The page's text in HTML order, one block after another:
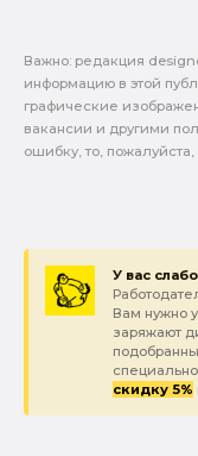
Важно: pедакция
информацию в этой
графические
вакансии и другими
ошибку, то, пожалуйста,
У вас
Вам нужно
заряжают
скидку 5%